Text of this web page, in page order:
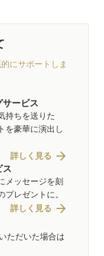
にサポートしま
サービス
持ちを送りた
を豪華に演出し
詳しく見る arrow_forward
ス
メッセージを刻
プレゼントに。
詳しく見る arrow_forward
ただいた場合は